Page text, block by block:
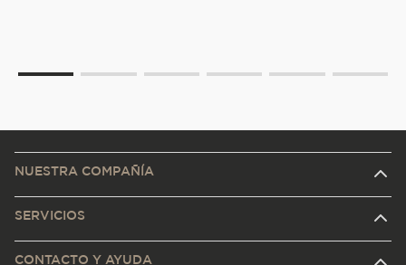
NUESTRA COMPAÑÍA
SERVICIOS
CONTACTO Y AYUDA